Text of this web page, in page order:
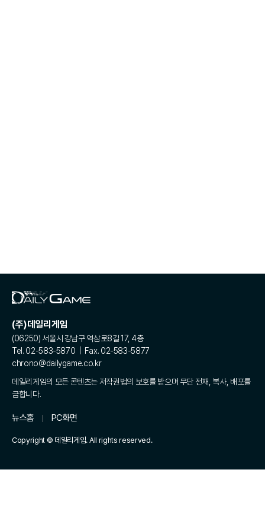
(주)데일리게임
(06250) 서울시 강남구 역삼로8길 17, 4층
Tel. 02-583-5870 | Fax. 02-583-5877
chrono@dailygame.co.kr
데일리게임의 모든 콘텐츠는 저작권법의 보호를 받으며 무단 전재, 복사, 배포를
금합니다.
뉴스홈 PC화면
Copyright © 데일리게임. All rights reserved.